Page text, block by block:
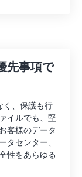
先事項で
く、保護も行
イルでも、堅
客様のデータ
タセンター、
性をあらゆる